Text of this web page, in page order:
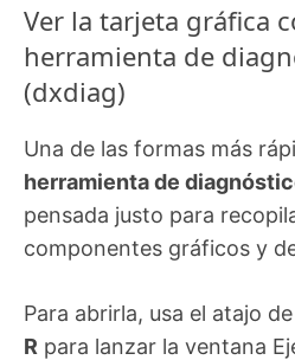
Ver la tarjeta gráfica
herramienta de
(dxdiag)
Una de las formas más
herramienta de
pensada justo para
componentes gráficos y
Para abrirla, usa el atajo
R para lanzar la ventana